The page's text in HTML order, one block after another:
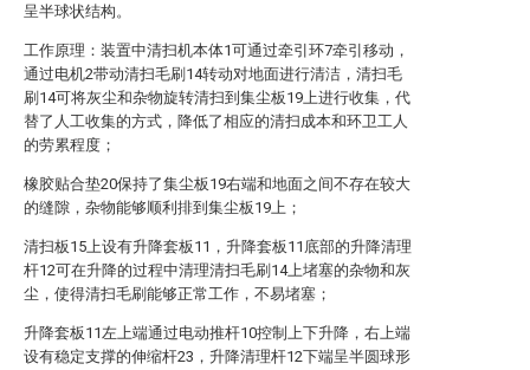
呈半球状结构。
工作原理：装置中清扫机本体1可通过牵引环7牵引移动，
通过电机2带动清扫毛刷14转动对地面进行清洁，清扫毛
刷14可将灰尘和杂物旋转清扫到集尘板19上进行收集，代
替了人工收集的方式，降低了相应的清扫成本和环卫工人
的劳累程度；
橡胶贴合垫20保持了集尘板19右端和地面之间不存在较大
的缝隙，杂物能够顺利排到集尘板19上；
清扫板15上设有升降套板11，升降套板11底部的升降清理
杆12可在升降的过程中清理清扫毛刷14上堵塞的杂物和灰
尘，使得清扫毛刷能够正常工作，不易堵塞；
升降套板11左上端通过电动推杆10控制上下升降，右上端
设有稳定支撑的伸缩杆23，升降清理杆12下端呈半圆球形